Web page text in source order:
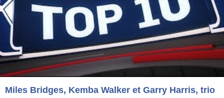
Miles Bridges, Kemba Walker et Garry Harris, trio